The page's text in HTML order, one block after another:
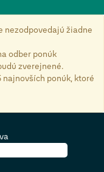
nezodpovedajú žiadne
odber ponúk
zverejnené.
ponúk, ktoré